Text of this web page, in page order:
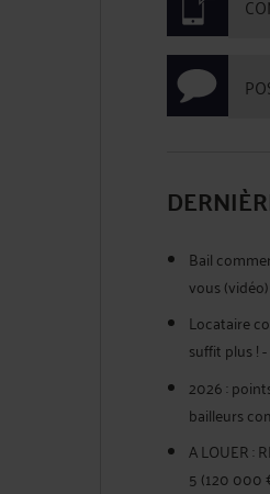
Bail
vous (vidéo)
Locataire
suffit plus !-
2026 :
bailleurs
A LOUER :
5 (120 000